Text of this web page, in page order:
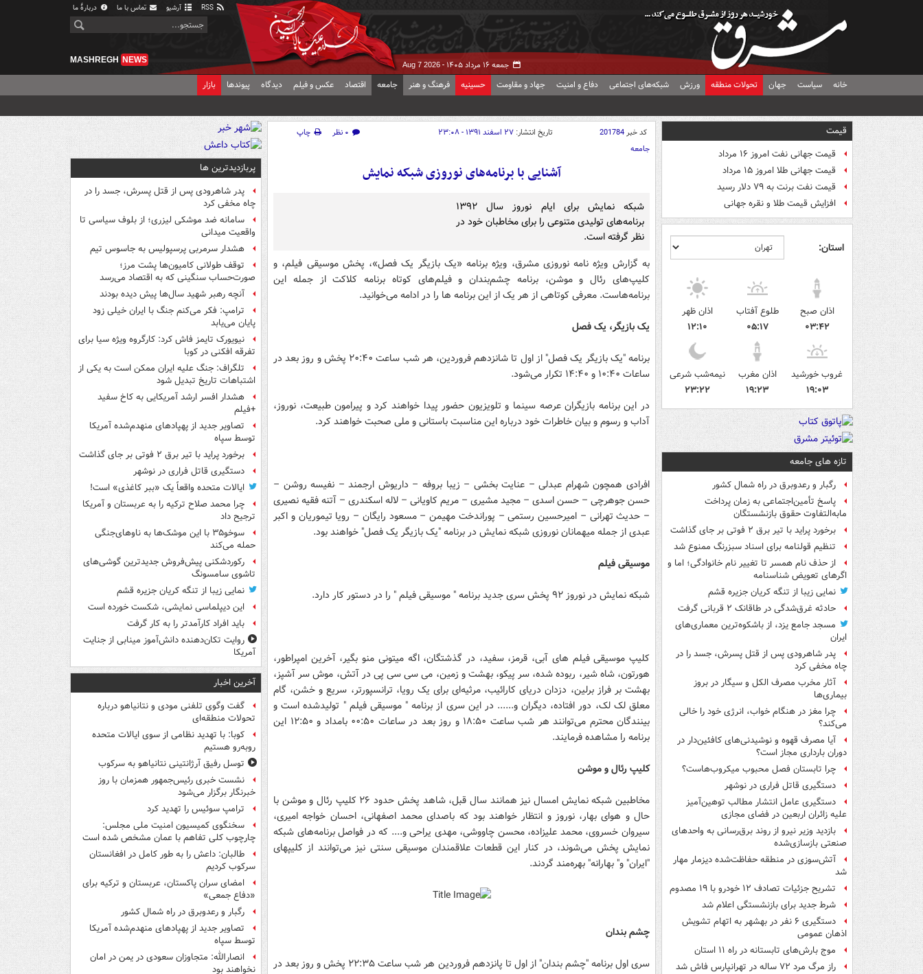
آرشیو تماس با ما دربارهٔ ما
جمعه ۱۶ مرداد ۱۴۰۵ - Aug 7 2026
MASHREGH NEWS
خانه سیاست جهان تحولات منطقه ورزش شبکه‌های اجتماعی دفاع و امنیت جهاد و مقاومت حسینیه فرهنگ و هنر جامعه اقتصاد عکس و فیلم دیدگاه پیوندها بازار
قیمت
قیمت جهانی نفت امروز ۱۶ مرداد
قیمت جهانی طلا امروز ۱۵ مرداد
قیمت نفت برنت به ۷۹ دلار رسید
افزایش قیمت طلا و نقره جهانی
استان:
اذان صبح
۰۳:۴۲
طلوع آفتاب
۰۵:۱۷
اذان ظهر
۱۲:۱۰
غروب خورشید
۱۹:۰۳
اذان مغرب
۱۹:۲۳
نیمه‌شب شرعی
۲۳:۲۲
تازه های جامعه
رگبار و رعدوبرق در راه شمال کشور
پاسخ تأمین‌اجتماعی به زمان پرداخت
مابه‌التفاوت حقوق بازنشستگان
برخورد پراید با تیر برق ۲ فوتی بر جای گذاشت
تنظیم قولنامه برای اسناد سبزرنگ ممنوع شد
از حذف نام همسر تا تغییر نام خانوادگی؛ اما و
اگرهای تعویض شناسنامه
نمایی زیبا از تنگه کریان جزیره قشم
حادثه غرق‌شدگی در طاقانک ۲ قربانی گرفت
مسجد جامع یزد، از باشکوه‌ترین معماری‌های
ایران
پدر شاهرودی پس از قتل پسرش، جسد را در
چاه مخفی کرد
آثار مخرب مصرف الکل و سیگار در بروز
بیماری‌ها
چرا مغز در هنگام خواب، انرژی خود را خالی
می‌کند؟
آیا مصرف قهوه و نوشیدنی‌های کافئین‌دار در
دوران بارداری مجاز است؟
چرا تابستان فصل محبوب میکروب‌هاست؟
دستگیری قاتل فراری در نوشهر
دستگیری عامل انتشار مطالب توهین‌آمیز
علیه زائران اربعین در فضای مجازی
بازدید وزیر نیرو از روند برق‌رسانی به واحدهای
صنعتی بازسازی‌شده
آتش‌سوزی در منطقه حفاظت‌شده دیزمار مهار
شد
تشریح جزئیات تصادف ۱۲ خودرو با ۱۹ مصدوم
شرط جدید برای بازنشستگی اعلام شد
دستگیری ۶ نفر در بهشهر به اتهام تشویش
اذهان عمومی
موج بارش‌های تابستانه در راه ۱۱ استان
راز مرگ مرد ۷۲ ساله در تهرانپارس فاش شد
کد خبر201784 تاریخ انتشار: ۲۷ اسفند ۱۳۹۱ - ۲۳:۰۸ ۰ نظر
چاپ
جامعه
آشنایی با برنامه‌های نوروزی شبکه نمایش
شبکه نمایش برای ایام نوروز سال ۱۳۹۲
برنامه‌های تولیدی متنوعی را برای مخاطبان خود در
نظر گرفته است.
به گزارش ویژه نامه نوروزی مشرق، ویژه برنامه «یک بازیگر یک فصل»، پخش موسیقی فیلم، و
کلیپ‌های رئال و موشن، برنامه چشم‌بندان و فیلم‌های کوتاه برنامه کلاکت از جمله این
برنامه‌هاست. معرفی کوتاهی از هر یک از این برنامه ها را در ادامه می‌خوانید.
یک بازیگر، یک فصل
برنامه "یک بازیگر یک فصل" از اول تا شانزدهم فروردین، هر شب ساعت ۲۰:۴۰ پخش و روز بعد در
ساعات ۱۰:۴۰ و ۱۴:۴۰ تکرار می‌شود.
در این برنامه بازیگران عرصه سینما و تلویزیون حضور پیدا خواهند کرد و پیرامون طبیعت، نوروز،
آداب و رسوم و بیان خاطرات خود درباره این مناسبت باستانی و ملی صحبت خواهند کرد.
افرادی همچون شهرام عبدلی – عنایت بخشی – زیبا بروفه – داریوش ارجمند – نفیسه روشن –
حسن جوهرچی – حسن اسدی – مجید مشیری – مریم کاویانی – لاله اسکندری – آتنه فقیه نصیری
– حدیث تهرانی – امیرحسین رستمی – پوراندخت مهیمن – مسعود رایگان – رویا تیموریان و اکبر
عبدی از جمله میهمانان نوروزی شبکه نمایش در برنامه "یک بازیگر یک فصل" خواهند بود.
موسیقی فیلم
شبکه نمایش در نوروز ۹۲ پخش سری جدید برنامه " موسیقی فیلم " را در دستور کار دارد.
کلیپ موسیقی فیلم های آبی، قرمز، سفید، در گذشتگان، اگه میتونی منو بگیر، آخرین امپراطور،
هورتون، شاه شیر، ربوده شده، سر پیکو، بهشت و زمین، می سی سی پی در آتش، موش سر آشپز،
بهشت بر فراز برلین، دزدان دریای کارائیب، مرثیه‌ای برای یک رویا، ترانسپورتر، سریع و خشن، گام
معلق لک لک، دور افتاده، دیگران و...... در این سری از برنامه " موسیقی فیلم " تولیدشده است و
بینندگان محترم می‌توانند هر شب ساعت ۱۸:۵۰ و روز بعد در ساعات ۰۰:۵۰ بامداد و ۱۲:۵۰ این
برنامه را مشاهده فرمایند.
کلیپ رئال و موشن
مخاطبین شبکه نمایش امسال نیز همانند سال قبل، شاهد پخش حدود ۲۶ کلیپ رئال و موشن با
حال و هوای بهار، نوروز و انتظار خواهند بود که باصدای محمد اصفهانی، احسان خواجه امیری،
سیروان خسروی، محمد علیزاده، محسن چاووشی، مهدی یراحی و.... که در فواصل برنامه‌های شبکه
نمایش پخش می‌شوند، در کنار این قطعات علاقمندان موسیقی سنتی نیز می‌توانند از کلیپهای
"ایران" و" بهارانه" بهره‌مند گردند.
چشم بندان
سری اول برنامه "چشم بندان" از اول تا پانزدهم فروردین هر شب ساعت ۲۲:۳۵ پخش و روز بعد در
پربازدیدترین ها
پدر شاهرودی پس از قتل پسرش، جسد را در
چاه مخفی کرد
سامانه ضد موشکی لیزری؛ از بلوف سیاسی تا
واقعیت میدانی
هشدار سرمربی پرسپولیس به جاسوس تیم
توقف طولانی کامیون‌ها پشت مرز؛
صورت‌حساب سنگینی که به اقتصاد می‌رسد
آنچه رهبر شهید سال‌ها پیش دیده بودند
ترامپ: فکر می‌کنم جنگ با ایران خیلی زود
پایان می‌یابد
نیویورک تایمز فاش کرد: کارگروه ویژه سیا برای
تفرقه افکنی در کوبا
تلگراف: جنگ علیه ایران ممکن است به یکی از
اشتباهات تاریخ تبدیل شود
هشدار افسر ارشد آمریکایی به کاخ سفید
+فیلم
تصاویر جدید از پهپادهای منهدم‌شده آمریکا
توسط سپاه
برخورد پراید با تیر برق ۲ فوتی بر جای گذاشت
دستگیری قاتل فراری در نوشهر
ایالات متحده واقعاً یک «ببر کاغذی» است!
چرا محمد صلاح ترکیه را به عربستان و آمریکا
ترجیح داد
سوخو۳۵ با این موشک‌ها به ناوهای‌جنگی
حمله می‌کند
رکوردشکنی پیش‌فروش جدیدترین گوشی‌های
تاشوی سامسونگ
نمایی زیبا از تنگه کریان جزیره قشم
این دیپلماسی نمایشی، شکست خورده است
باید افراد کارآمدتر را به کار گرفت
روایت تکان‌دهنده دانش‌آموز مینابی از جنایت
آمریکا
آخرین اخبار
گفت وگوی تلفنی مودی و نتانیاهو درباره
تحولات منطقه‌ای
کوبا: با تهدید نظامی از سوی ایالات متحده
روبه‌رو هستیم
توسل رفیق آرژانتینی نتانیاهو به سرکوب
نشست خبری رئیس‌جمهور همزمان با روز
خبرنگار برگزار می‌شود
ترامپ سوئیس را تهدید کرد
سخنگوی کمیسیون امنیت ملی مجلس:
چارچوب کلی تفاهم با عمان مشخص شده است
طالبان: داعش را به طور کامل در افغانستان
سرکوب کردیم
امضای سران پاکستان، عربستان و ترکیه برای
«دفاع جمعی»
رگبار و رعدوبرق در راه شمال کشور
تصاویر جدید از پهپادهای منهدم‌شده آمریکا
توسط سپاه
انصارالله: متجاوزان سعودی در یمن در امان
نخواهند بود